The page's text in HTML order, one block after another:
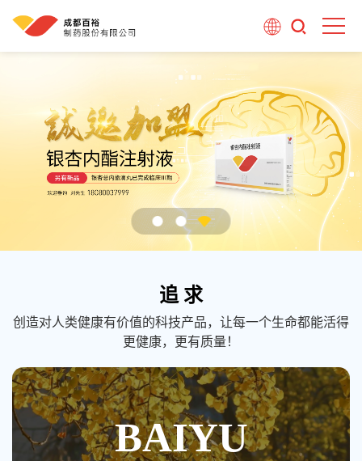
追 求
创造对人类健康有价值的科技产品，让每一个生命都能活得
更健康，更有质量！
BAIYU